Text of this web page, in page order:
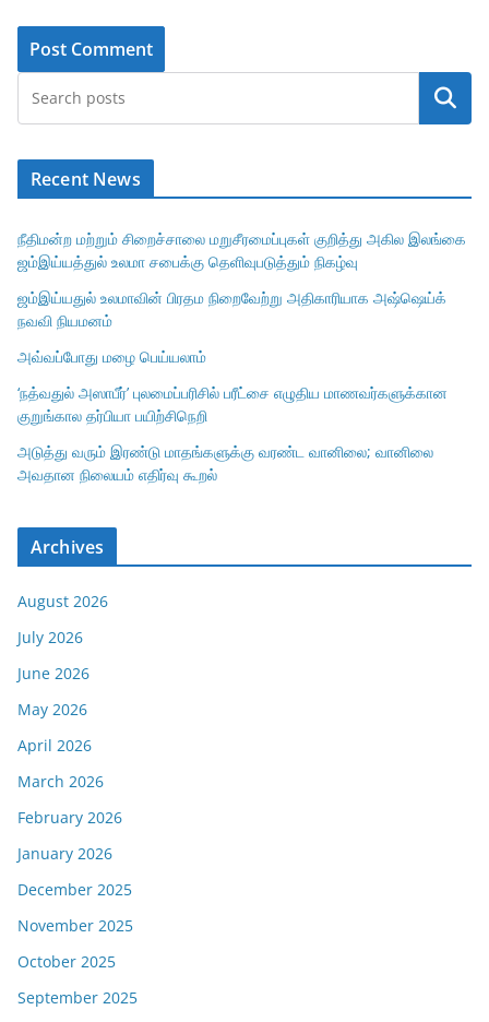
Search
Recent News
நீதிமன்ற மற்றும் சிறைச்சாலை மறுசீரமைப்புகள் குறித்து அகில இலங்கை
ஜம்இய்யத்துல் உலமா சபைக்கு தெளிவுபடுத்தும் நிகழ்வு
ஜம்இய்யதுல் உலமாவின் பிரதம நிறைவேற்று அதிகாரியாக அஷ்ஷெய்க்
நவவி நியமனம்
அவ்வப்போது மழை பெய்யலாம்
‘நத்வதுல் அஸாபீர்’ புலமைப்பரிசில் பரீட்சை எழுதிய மாணவர்களுக்கான
குறுங்கால தர்பியா பயிற்சிநெறி
அடுத்து வரும் இரண்டு மாதங்களுக்கு வரண்ட வானிலை; வானிலை
அவதான நிலையம் எதிர்வு கூறல்
Archives
August 2026
July 2026
June 2026
May 2026
April 2026
March 2026
February 2026
January 2026
December 2025
November 2025
October 2025
September 2025